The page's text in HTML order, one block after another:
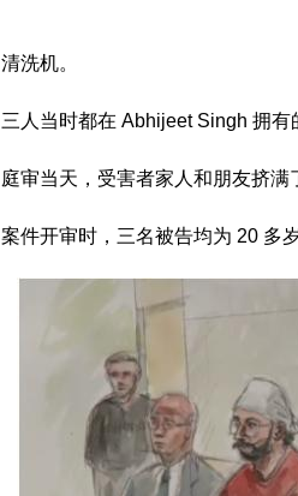
清洗机。
三人当时都在 Abhijeet Singh 拥有
庭审当天，受害者家人和朋友挤满
案件开审时，三名被告均为 20 多